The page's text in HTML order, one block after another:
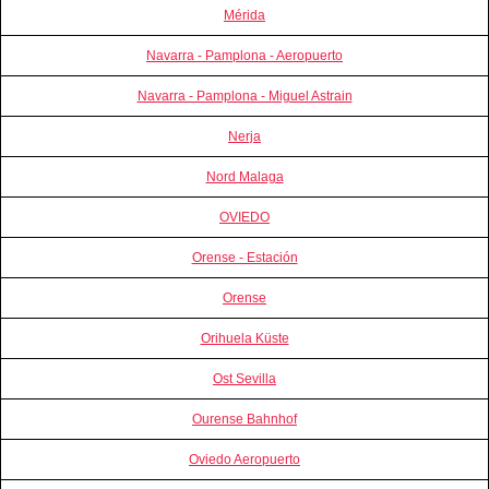
Mérida
Navarra - Pamplona - Aeropuerto
Navarra - Pamplona - Miguel Astrain
Nerja
Nord Malaga
OVIEDO
Orense - Estación
Orense
Orihuela Küste
Ost Sevilla
Ourense Bahnhof
Oviedo Aeropuerto